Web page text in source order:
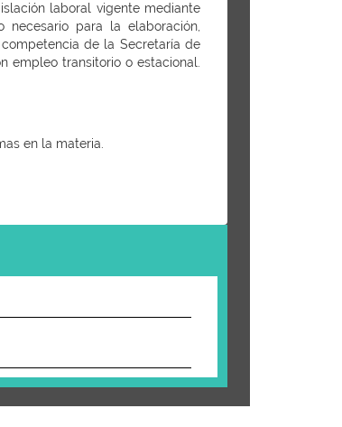
laboral vigente mediante
para la elaboración,
de la Secretaría de
empleo transitorio o estacional.
en la materia.